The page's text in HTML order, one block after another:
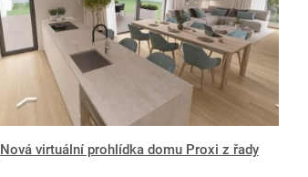
Nová virtuální prohlídka domu Proxi z řady